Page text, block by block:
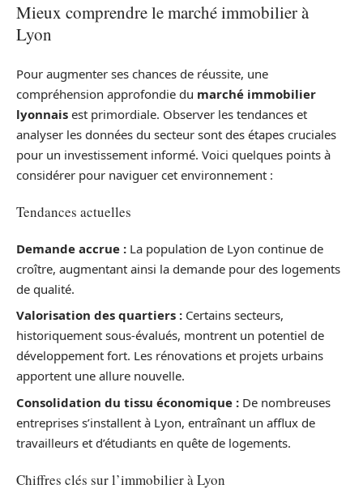
Mieux comprendre le marché immobilier à
Lyon
Pour augmenter ses chances de réussite, une
compréhension approfondie du marché immobilier
lyonnais est primordiale. Observer les tendances et
analyser les données du secteur sont des étapes cruciales
pour un investissement informé. Voici quelques points à
considérer pour naviguer cet environnement :
Tendances actuelles
Demande accrue : La population de Lyon continue de
croître, augmentant ainsi la demande pour des logements
de qualité.
Valorisation des quartiers : Certains secteurs,
historiquement sous-évalués, montrent un potentiel de
développement fort. Les rénovations et projets urbains
apportent une allure nouvelle.
Consolidation du tissu économique : De nombreuses
entreprises s’installent à Lyon, entraînant un afflux de
travailleurs et d’étudiants en quête de logements.
Chiffres clés sur l’immobilier à Lyon